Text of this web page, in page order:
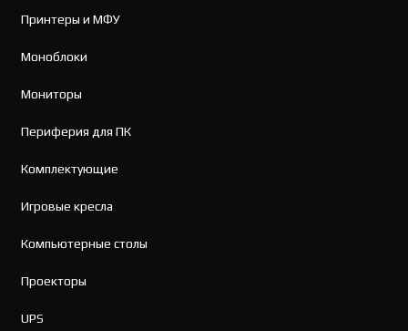
Принтеры и МФУ
Моноблоки
Мониторы
Периферия для ПК
Комплектующие
Игровые кресла
Компьютерные столы
Проекторы
UPS